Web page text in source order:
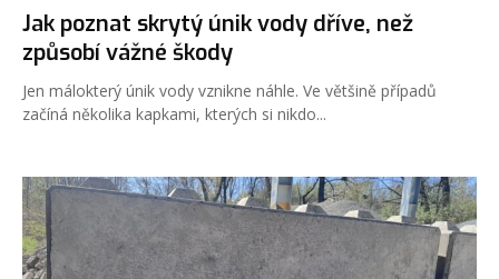
Jak poznat skrytý únik vody dříve, než
způsobí vážné škody
Jen málokterý únik vody vznikne náhle. Ve většině případů
začíná několika kapkami, kterých si nikdo...